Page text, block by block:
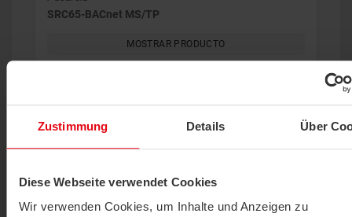
Zustimmung Details Über
Diese Webseite verwendet Cookies
Wir verwenden Cookies, um Inhalte und Anzeigen zu
SRC65-BACnet MS/TP
MOSTRAR PRODUCTO